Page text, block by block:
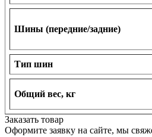
Шины (передние/задние)
Тип шин
Общий вес, кг
Заказать товар
Оформите заявку на сайте, мы